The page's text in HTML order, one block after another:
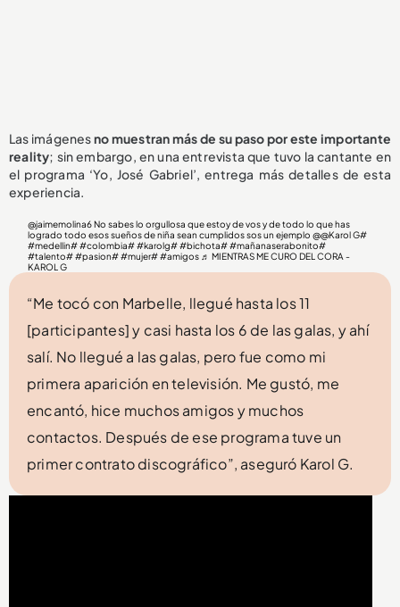
Las imágenesno muestran más de su paso por este importante
reality; sin embargo, en una entrevista que tuvo la cantante en
el programa ‘Yo, José Gabriel’, entrega más detalles de esta
experiencia.
@jaimemolina6No sabes lo orgullosa que estoy de vos y de todo lo que has
logrado todo esos sueños de niña sean cumplidos sos un ejemplo @@Karol G#
#medellin##colombia##karolg##bichota##mañanaserabonito#
#talento##pasion##mujer##amigos ♬ MIENTRAS ME CURO DEL CORA -
KAROL G
“Me tocó con Marbelle, llegué hasta los 11
[participantes] y casi hasta los 6 de las galas, y ahí
salí. No llegué a las galas, pero fue como mi
primera aparición en televisión. Me gustó, me
encantó, hice muchos amigos y muchos
contactos. Después de ese programa tuve un
primer contrato discográfico”, aseguró Karol G.